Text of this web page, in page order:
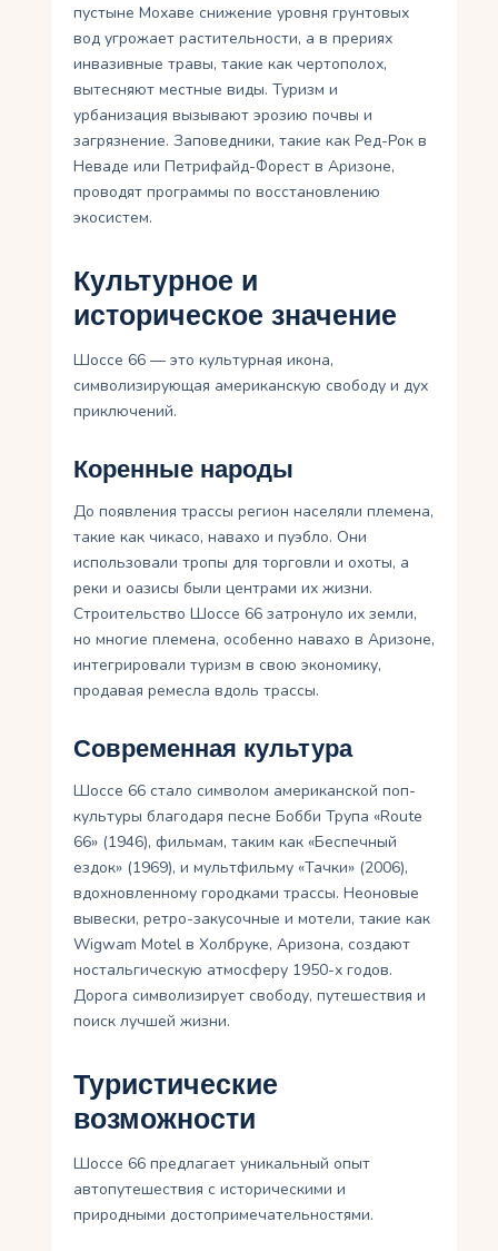
пустыне Мохаве снижение уровня грунтовых
вод угрожает растительности, а в прериях
инвазивные травы, такие как чертополох,
вытесняют местные виды. Туризм и
урбанизация вызывают эрозию почвы и
загрязнение. Заповедники, такие как Ред-Рок в
Неваде или Петрифайд-Форест в Аризоне,
проводят программы по восстановлению
экосистем.
Культурное и
историческое значение
Шоссе 66 — это культурная икона,
символизирующая американскую свободу и дух
приключений.
Коренные народы
До появления трассы регион населяли племена,
такие как чикасо, навахо и пуэбло. Они
использовали тропы для торговли и охоты, а
реки и оазисы были центрами их жизни.
Строительство Шоссе 66 затронуло их земли,
но многие племена, особенно навахо в Аризоне,
интегрировали туризм в свою экономику,
продавая ремесла вдоль трассы.
Современная культура
Шоссе 66 стало символом американской поп-
культуры благодаря песне Бобби Трупа «Route
66» (1946), фильмам, таким как «Беспечный
ездок» (1969), и мультфильму «Тачки» (2006),
вдохновленному городками трассы. Неоновые
вывески, ретро-закусочные и мотели, такие как
Wigwam Motel в Холбруке, Аризона, создают
ностальгическую атмосферу 1950-х годов.
Дорога символизирует свободу, путешествия и
поиск лучшей жизни.
Туристические
возможности
Шоссе 66 предлагает уникальный опыт
автопутешествия с историческими и
природными достопримечательностями.